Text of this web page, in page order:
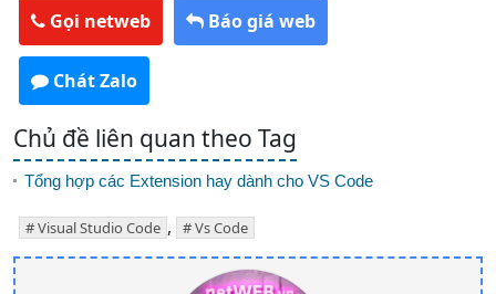
Gọi netweb Báo giá web
Chát Zalo
Chủ đề liên quan theo Tag
Tổng hợp các Extension hay dành cho VS Code
Visual Studio Code , Vs Code